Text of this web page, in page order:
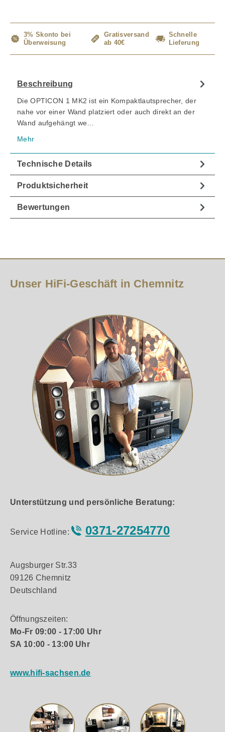
3% Skonto bei
Überweisung
Gratisversand
ab 40€
Schnelle
Lieferung
Beschreibung
Die OPTICON 1 MK2 ist ein Kompaktlautsprecher, der
nahe vor einer Wand platziert oder auch direkt an der
Wand aufgehängt we…
Mehr
Technische Details
Produktsicherheit
Bewertungen
Unser HiFi-Geschäft in Chemnitz
Unterstützung und persönliche Beratung:
Service Hotline: 0371-27254770
Augsburger Str.33
09126 Chemnitz
Deutschland
Öffnungszeiten:
Mo-Fr 09:00 - 17:00 Uhr
SA 10:00 - 13:00 Uhr
www.hifi-sachsen.de